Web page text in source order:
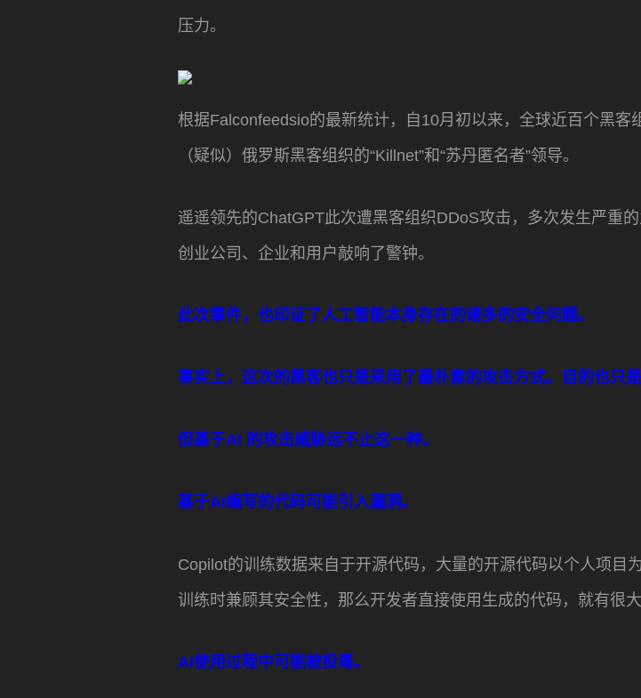
压力。
根据Falconfeedsio的最新统计，自10月初以来，全球近百个黑
（疑似）俄罗斯黑客组织的“Killnet”和“苏丹匿名者”领导。
遥遥领先的ChatGPT此次遭黑客组织DDoS攻击，多次发生严重
创业公司、企业和用户敲响了警钟。
此次事件，也印证了人工智能本身存在的诸多的安全问题。
事实上，这次的黑客也只是采用了最朴素的攻击方式。目的也只
但基于AI 的攻击威胁远不止这一种。
基于AI编写的代码可能引入漏洞。
Copilot的训练数据来自于开源代码，大量的开源代码以个人项目
训练时兼顾其安全性，那么开发者直接使用生成的代码，就有很大
AI使用过程中可能被投毒。